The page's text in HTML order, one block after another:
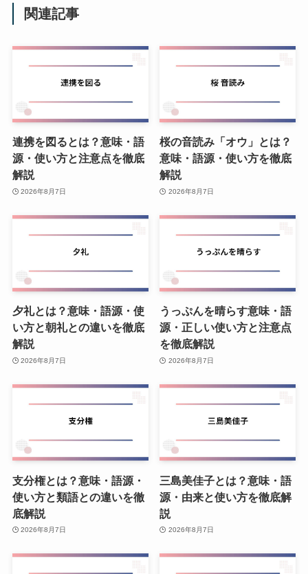
関連記事
連携を図るとは？意味・語
源・使い方と注意点を徹底
解説
2026年8月7日
桜の音読み「オウ」とは？
意味・語源・使い方を徹底
解説
2026年8月7日
夕礼とは？意味・語源・使
い方と朝礼との違いを徹底
解説
2026年8月7日
うっぷんを晴らす意味・語
源・正しい使い方と注意点
を徹底解説
2026年8月7日
支分権とは？意味・語源・
使い方と類語との違いを徹
底解説
2026年8月7日
三島美佳子とは？意味・語
源・由来と使い方を徹底解
説
2026年8月7日